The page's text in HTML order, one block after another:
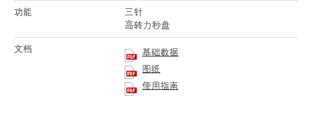
功能
三针
高转力秒盘
文档
基础数据
图纸
使用指南